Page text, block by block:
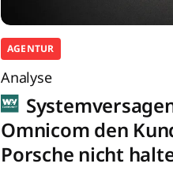
AGENTUR
Analyse
Omnicom den
Porsche nicht